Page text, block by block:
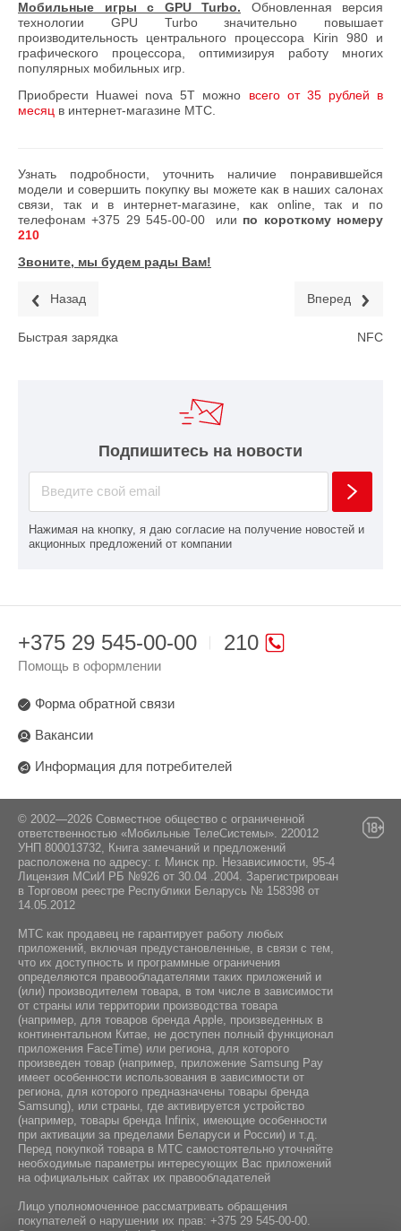
Мобильные игры с GPU Turbo. Обновленная версия
технологии GPU Turbo значительно повышает
производительность центрального процессора Kirin 980 и
графического процессора, оптимизируя работу многих
популярных мобильных игр.
Приобрести Huawei nova 5T можно всего от 35 рублей в
месяц в интернет-магазине МТС.
Узнать подробности, уточнить наличие понравившейся
модели и совершить покупку вы можете как в наших салонах
связи, так и в интернет-магазине, как online, так и по
телефонам+375 29 545-00-00 или по короткому номеру
210
Звоните, мы будем рады Вам!
Назад
Быстрая зарядка
Вперед
NFC
Подпишитесь на новости
Нажимая на кнопку, я даю согласие на получение новостей и
акционных предложений от компании
210
+375 29 545-00-00
Помощь в оформлении
Форма обратной связи
Вакансии
Информация для потребителей
© 2002—2026 Совместное общество с ограниченной
ответственностью «Мобильные ТелеСистемы». 220012
УНП 800013732, Книга замечаний и предложений
расположена по адресу: г. Минск пр. Независимости, 95-4
Лицензия МСиИ РБ №926 от 30.04 .2004. Зарегистрирован
в Торговом реестре Республики Беларусь № 158398 от
14.05.2012
МТС как продавец не гарантирует работу любых
приложений, включая предустановленные, в связи с тем,
что их доступность и программные ограничения
определяются правообладателями таких приложений и
(или) производителем товара, в том числе в зависимости
от страны или территории производства товара
(например, для товаров бренда Apple, произведенных в
континентальном Китае, не доступен полный функционал
приложения FaceTime) или региона, для которого
произведен товар (например, приложение Samsung Pay
имеет особенности использования в зависимости от
региона, для которого предназначены товары бренда
Samsung), или страны, где активируется устройство
(например, товары бренда Infiniх, имеющие особенности
при активации за пределами Беларуси и России) и т.д.
Перед покупкой товара в МТС самостоятельно уточняйте
необходимые параметры интересующих Вас приложений
на официальных сайтах их правообладателей
Лицо уполномоченное рассматривать обращения
покупателей о нарушении их прав: +375 29 545-00-00.